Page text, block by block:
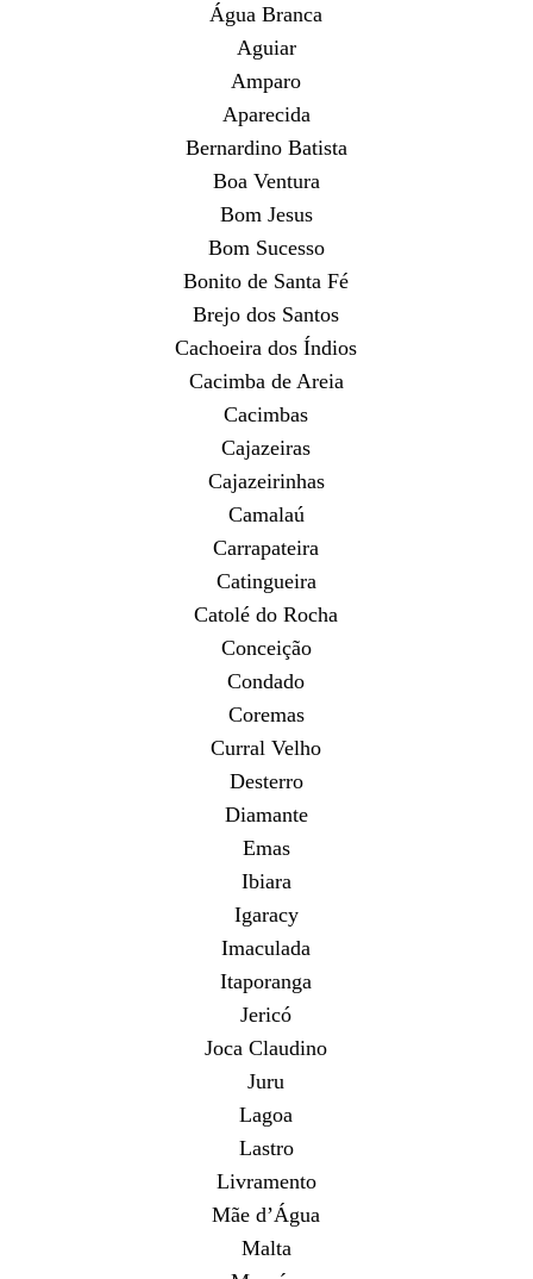
Água Branca
Aguiar
Amparo
Aparecida
Bernardino Batista
Boa Ventura
Bom Jesus
Bom Sucesso
Bonito de Santa Fé
Brejo dos Santos
Cachoeira dos Índios
Cacimba de Areia
Cacimbas
Cajazeiras
Cajazeirinhas
Camalaú
Carrapateira
Catingueira
Catolé do Rocha
Conceição
Condado
Coremas
Curral Velho
Desterro
Diamante
Emas
Ibiara
Igaracy
Imaculada
Itaporanga
Jericó
Joca Claudino
Juru
Lagoa
Lastro
Livramento
Mãe d’Água
Malta